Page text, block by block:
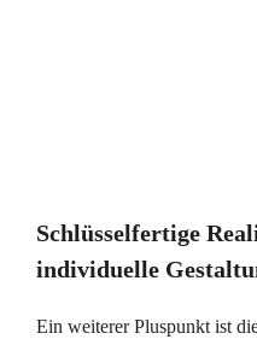
Schlüsselfertige
individuelle
Ein weiterer Pluspunkt ist